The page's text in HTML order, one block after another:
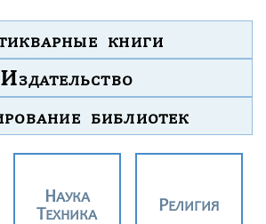
КНИГИ
ИЗДАТЕЛЬСТВО
БИБЛИОТЕК
НАУКА
ТЕХНИКА
РЕЛИГИЯ